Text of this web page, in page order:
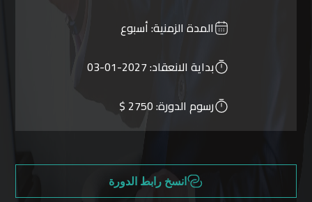
المدة الزمنية:أسبوع
بداية الانعقاد:2027-01-03
رسوم الدورة:2750 $
انسخ رابط الدورة